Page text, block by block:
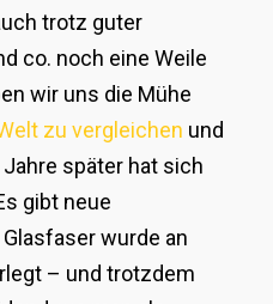
trotz guter
co. noch eine Weile
wir uns die Mühe
zu vergleichen und
später hat sich
gibt neue
wurde an
– und trotzdem